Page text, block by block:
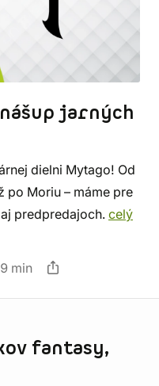
jarných
dielni Mytago! Od
po Moriu – máme pre
predpredajoch. celý
9 min
fantasy,